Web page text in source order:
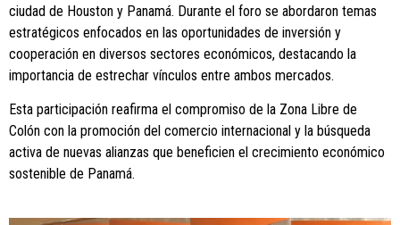
ciudad de Houston y Panamá. Durante el foro se abordaron temas
estratégicos enfocados en las oportunidades de inversión y
cooperación en diversos sectores económicos, destacando la
importancia de estrechar vínculos entre ambos mercados.
Esta participación reafirma el compromiso de la Zona Libre de
Colón con la promoción del comercio internacional y la búsqueda
activa de nuevas alianzas que beneficien el crecimiento económico
sostenible de Panamá.